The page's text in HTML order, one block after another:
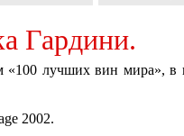
Гардини.
«100 лучших вин мира»,
2002.